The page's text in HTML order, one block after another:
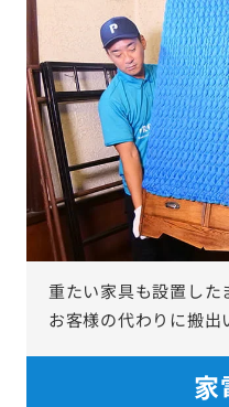
重たい家具も設置した
お客様の代わりに搬出
家